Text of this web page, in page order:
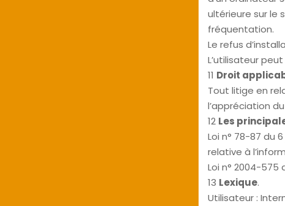
ultérieure sur le
fréquentation.
Le refus
L’utilisateur
11 Droit
Tout litige en
l’appréciation
12 Les
Loi n° 78-87 du
relative à
Loi n° 2004-575
13 Lexique.
Utilisateur :